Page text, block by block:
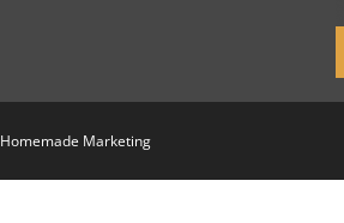
Homemade Marketing